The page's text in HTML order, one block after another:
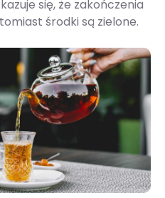
się, że zakończenia
środki są zielone.